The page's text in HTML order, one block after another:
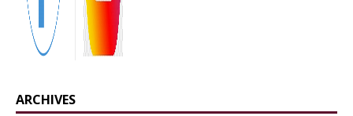
ARCHIVES